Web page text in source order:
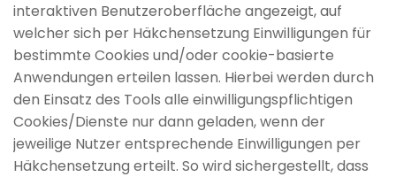
interaktiven Benutzeroberfläche angezeigt, auf
welcher sich per Häkchensetzung Einwilligungen für
bestimmte Cookies und/oder cookie-basierte
Anwendungen erteilen lassen. Hierbei werden durch
den Einsatz des Tools alle einwilligungspflichtigen
Cookies/Dienste nur dann geladen, wenn der
jeweilige Nutzer entsprechende Einwilligungen per
Häkchensetzung erteilt. So wird sichergestellt, dass